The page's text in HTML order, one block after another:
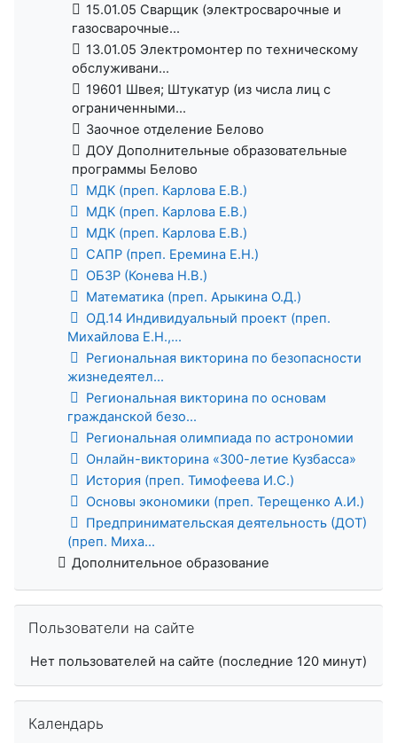
15.01.05 Сварщик (электросварочные и
газосварочные...
13.01.05 Электромонтер по техническому
обслуживани...
19601 Швея; Штукатур (из числа лиц с
ограниченными...
Заочное отделение Белово
ДОУ Дополнительные образовательные
программы Белово
МДК (преп. Карлова Е.В.)
МДК (преп. Карлова Е.В.)
МДК (преп. Карлова Е.В.)
САПР (преп. Еремина Е.Н.)
ОБЗР (Конева Н.В.)
Математика (преп. Арыкина О.Д.)
ОД.14 Индивидуальный проект (преп.
Михайлова Е.Н.,...
Региональная викторина по безопасности
жизнедеятел...
Региональная викторина по основам
гражданской безо...
Региональная олимпиада по астрономии
Онлайн-викторина «300-летие Кузбасса»
История (преп. Тимофеева И.С.)
Основы экономики (преп. Терещенко А.И.)
Предпринимательская деятельность (ДОТ)
(преп. Миха...
Дополнительное образование
Пользователи на сайте
Нет пользователей на сайте (последние 120 минут)
Календарь